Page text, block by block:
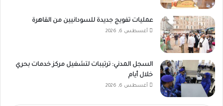
عمليات تفويج جديدة للسودانيين من القاهرة
أغسطس 6, 2026
السجل المدني: ترتيبات لتشغيل مركز خدمات بحري
خلال أيام
أغسطس 6, 2026